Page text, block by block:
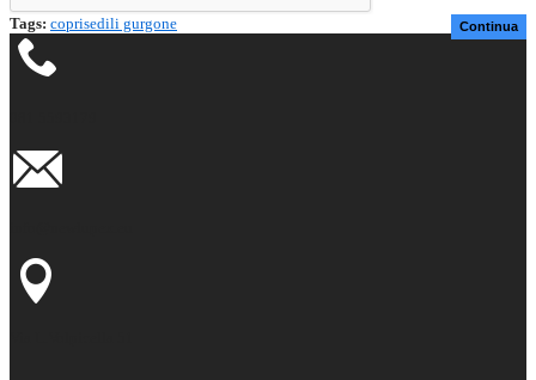
Continua
Tags: coprisedili gurgone